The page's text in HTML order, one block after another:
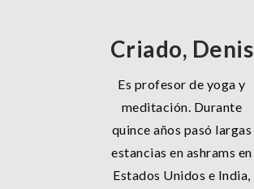
Criado, Denis
Es profesor de yoga y
meditación. Durante
quince años pasó largas
estancias en ashrams en
Estados Unidos e India,